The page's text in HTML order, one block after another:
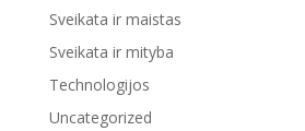
Sveikata ir maistas
Sveikata ir mityba
Technologijos
Uncategorized